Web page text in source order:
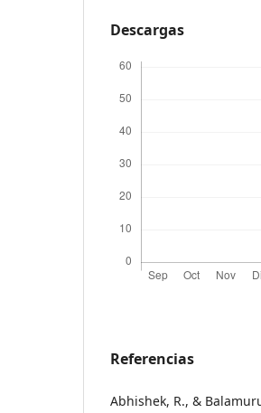
Descargas
Referencias
Abhishek, R., &